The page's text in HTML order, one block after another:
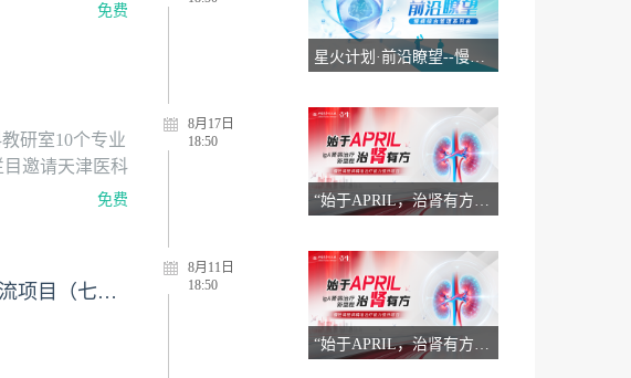
免费
研室10个专业
邀请天津医科
业的国内权威
免费
肾谋药略 —— 慢性肾脏疾病规范诊疗与药学管理学术交流项目（七十一）
星火计划·前沿瞭望--慢病综合管理系列会8.12
18:50
“始于APRIL，治肾有方”慢性肾脏病精准治疗线上交流会8.17
18:50
“始于APRIL，治肾有方”慢性肾脏病精准治疗线上交流会8.11（一）